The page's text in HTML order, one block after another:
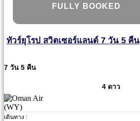
FULLY BOOKED
ทัวร์ยุโรป สวิตเซอร์แลนด์ 7 วัน 5 คืน
7 วัน 5 คืน
4 ดาว
เดินทาง :